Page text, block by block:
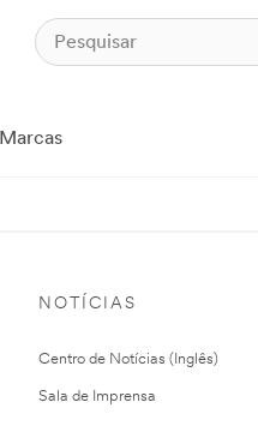
Marcas
NOTÍCIAS
Centro de Notícias (Inglês)
Sala de Imprensa